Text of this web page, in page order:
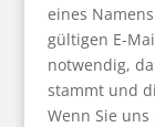
eines
gültigen E-
notwendig,
stammt und
Wenn Sie